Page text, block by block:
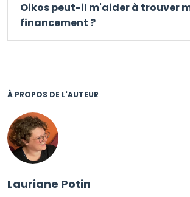
Oikos peut-il m'aider à trouver
financement ?
À PROPOS DE L'AUTEUR
Lauriane Potin